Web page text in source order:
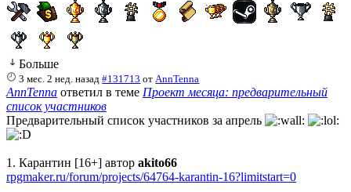
Больше
3 мес. 2 нед. назад #131713 от AnnTenna
AnnTenna ответил в теме Проект месяца: предварительный
список участников
Предварительный список участников за апрель
1. Карантин [16+] автор akito66
rpgmaker.ru/forum/projects/64764-karantin-16?limitstart=0